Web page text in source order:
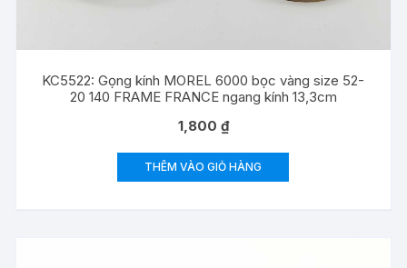
KC5522: Gọng kính MOREL 6000 bọc vàng size 52-
20 140 FRAME FRANCE ngang kính 13,3cm
1,800 ₫
THÊM VÀO GIỎ HÀNG